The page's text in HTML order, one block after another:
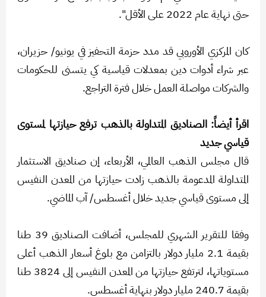
حتى نهاية عام 2022 على الأقل".
كان المركزي الأوروبي قد مدد حزمة التحفيز في يونيو/ حزيران،
عبر شراء أدوات دين بمعدلات قياسية كي يتسنى للحكومات
والشركات مواصلة العمل خلال فترة التراجع.
اقرأ أيضاً: الصناديق المتداولة بالذهب ترفع حيازتها لمستوى
قياسي جديد
قال مجلس الذهب العالمي، الأربعاء، إن صناديق الاستثمار
المتداولة المدعومة بالذهب زادت حيازتها من المعدن النفيس
إلى مستوى قياسي جديد خلال أغسطس/ آب الماضي.
وفقا للتقرير الشهري للمجلس، أضافت الصناديق 39 طنا
بقيمة 2.1 مليار دولار بالتزامن مع بلوغ أسعار الذهب أعلى
مستوياتها، لترتفع حيازتها من المعدن النفيس إلى 3824 طنا
بقيمة 240.7 مليار دولار بنهاية أغسطس.